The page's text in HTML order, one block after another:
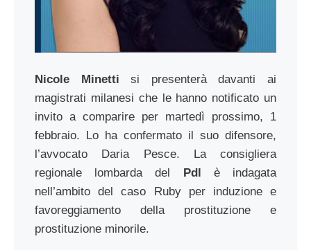
Nicole Minettisi presenterà davanti ai
magistrati milanesi che le hanno notificato un
invito a comparire per martedì prossimo, 1
febbraio. Lo ha confermato il suo difensore,
l’avvocato Daria Pesce. La consigliera
regionale lombarda del
Pdl è indagata
nell’ambito del caso Ruby per induzione e
favoreggiamento della prostituzione e
prostituzione minorile.